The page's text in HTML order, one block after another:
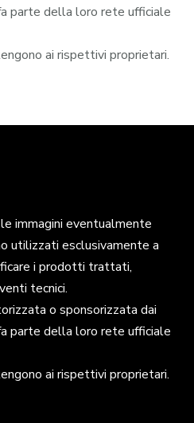
parte della loro rete ufficiale
ai rispettivi proprietari.
immagini eventualmente
utilizzati esclusivamente a
i prodotti trattati,
tecnici.
o sponsorizzata dai
parte della loro rete ufficiale
ai rispettivi proprietari.